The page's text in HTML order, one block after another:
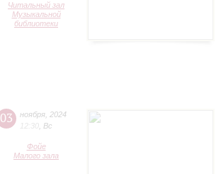
Читальный зал
Музыкальной
библиотеки
03 ноября 2024
12:30 Вс
Фойе
Малого зала